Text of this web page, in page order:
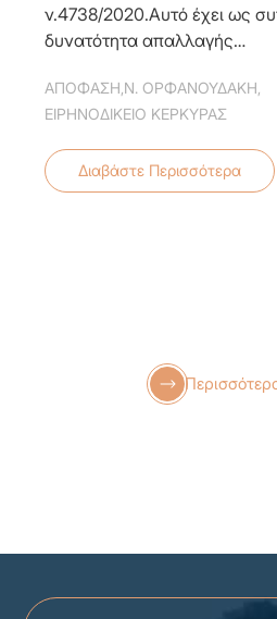
ν.4738/2020.Αυτό έχει ως
δυνατότητα απαλλαγής…
ΑΠΟΦΑΣΗ Ν. ΟΡΦΑΝΟΥΔΑΚΗ
ΕΙΡΗΝΟΔΙΚΕΙΟ ΚΕΡΚΥΡΑΣ
Διαβάστε Περισσότερα